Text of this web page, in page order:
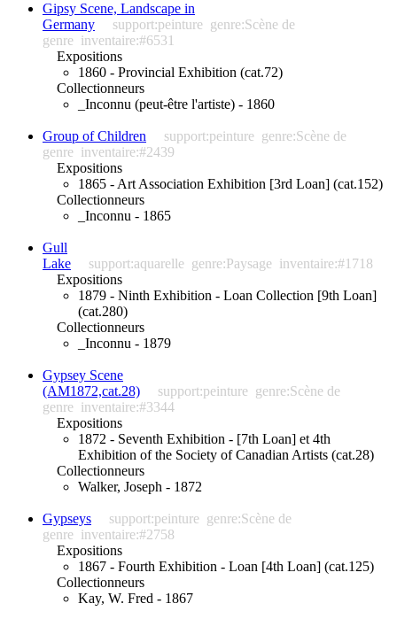
Gipsy Scene, Landscape in
Germany
support:peinture genre:Scène de
genre inventaire:#6531
Expositions
1860 - Provincial Exhibition (cat.72)
Collectionneurs
_Inconnu (peut-être l'artiste) - 1860
Group of Children support:peinture genre:Scène de
genre inventaire:#2439
Expositions
1865 - Art Association Exhibition [3rd Loan] (cat.152)
Collectionneurs
_Inconnu - 1865
Gull
Lake
support:aquarelle genre:Paysage inventaire:#1718
Expositions
1879 - Ninth Exhibition - Loan Collection [9th Loan]
(cat.280)
Collectionneurs
_Inconnu - 1879
Gypsey Scene
(AM1872,cat.28)
support:peinture genre:Scène de
genre inventaire:#3344
Expositions
1872 - Seventh Exhibition - [7th Loan] et 4th
Exhibition of the Society of Canadian Artists (cat.28)
Collectionneurs
Walker, Joseph - 1872
Gypseys support:peinture genre:Scène de
genre inventaire:#2758
Expositions
1867 - Fourth Exhibition - Loan [4th Loan] (cat.125)
Collectionneurs
Kay, W. Fred - 1867